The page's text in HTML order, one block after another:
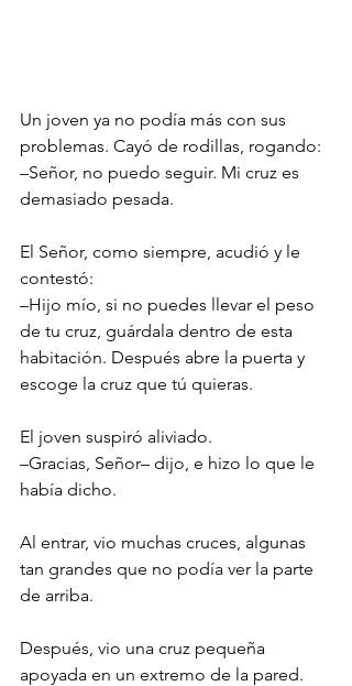
Un joven ya no podía más con sus
problemas. Cayó de rodillas, rogando:
–Señor, no puedo seguir. Mi cruz es
demasiado pesada.
El Señor, como siempre, acudió y le
contestó:
–Hijo mío, si no puedes llevar el peso
de tu cruz, guárdala dentro de esta
habitación. Después abre la puerta y
escoge la cruz que tú quieras.
El joven suspiró aliviado.
–Gracias, Señor– dijo, e hizo lo que le
había dicho.
Al entrar, vio muchas cruces, algunas
tan grandes que no podía ver la parte
de arriba.
Después, vio una cruz pequeña
apoyada en un extremo de la pared.